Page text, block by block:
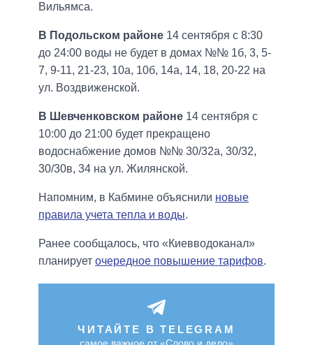
Вильямса.
В Подольском районе 14 сентября с 8:30
до 24:00 воды не будет в домах №№ 1б, 3, 5-
7, 9-11, 21-23, 10а, 10б, 14а, 14, 18, 20-22 на
ул. Воздвиженской.
В Шевченковском районе 14 сентября с
10:00 до 21:00 будет прекращено
водоснабжение домов №№ 30/32а, 30/32,
30/30в, 34 на ул. Жилянской.
Напомним, в Кабмине объяснили новые
правила учета тепла и воды.
Ранее сообщалось, что «Киевводоканал»
планирует очередное повышение тарифов.
ЧИТАЙТЕ В TELEGRAM